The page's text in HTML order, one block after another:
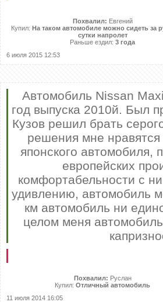
Похвалил: Евгений
Купил: На таком автомобиле можно сидеть за
сутки напролет
Раньше ездил: 3 года
6 июля 2015 12:53
Автомобиль Nissan
год выпуска 2010й. Был
Кузов решил брать
решения мне
японского автомобиля,
европейских
комфортабельности с
удивлению, автомобиль
км автомобиль ни
целом меня
Похвалил: Руслан
Купил: Отличный автомобиль
11 июля 2014 16:05